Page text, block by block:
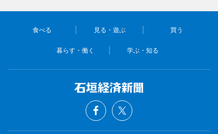
食べる 見る・遊ぶ 買う
暮らす・働く 学ぶ・知る